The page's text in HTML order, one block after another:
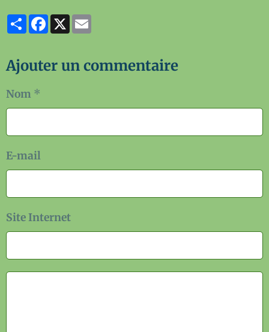
PartagerFacebook
X
Ajouter un commentaire
Nom
E-mail
Site Internet